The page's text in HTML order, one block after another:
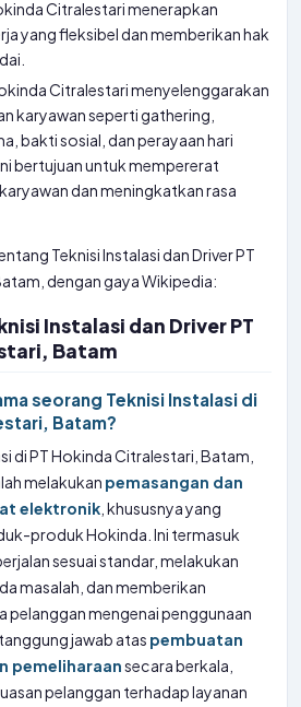
Citralestari menerapkan
yang fleksibel dan memberikan hak
Citralestari menyelenggarakan
karyawan seperti gathering,
bakti sosial, dan perayaan hari
bertujuan untuk mempererat
dan meningkatkan rasa
Teknisi Instalasi dan Driver PT
dengan gaya Wikipedia:
Instalasi dan Driver PT
Batam
seorang Teknisi Instalasi di
Batam?
di PT Hokinda Citralestari, Batam,
melakukan pemasangan dan
elektronik , khususnya yang
produk Hokinda. Ini termasuk
sesuai standar, melakukan
masalah, dan memberikan
pelanggan mengenai penggunaan
jawab atas pembuatan
pemeliharaansecara berkala,
pelanggan terhadap layanan